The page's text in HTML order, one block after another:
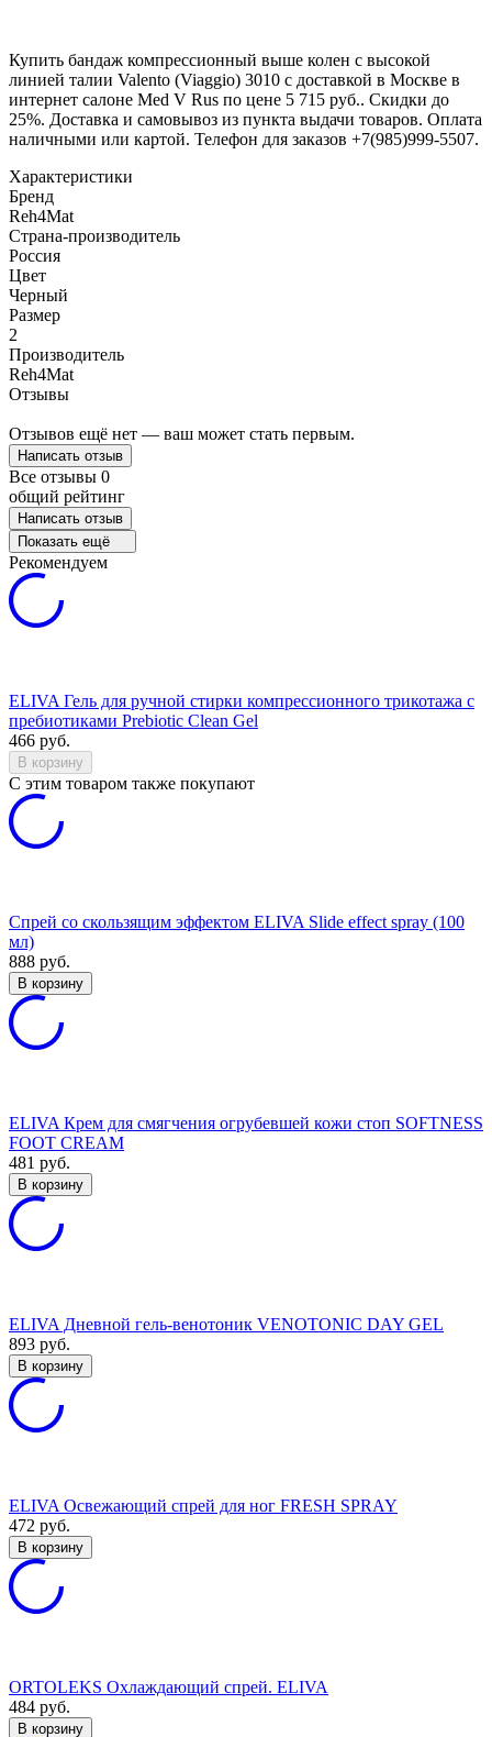
Купить бандаж компрессионный выше колен с высокой
линией талии Valento (Viaggio) 3010 с доставкой в Москве в
интернет салоне Med V Rus по цене 5 715 руб.. Скидки до
25%. Доставка и самовывоз из пункта выдачи товаров. Оплата
наличными или картой. Телефон для заказов +7(985)999-5507.
Характеристики
Бренд
Reh4Mat
Страна-производитель
Россия
Цвет
Черный
Размер
2
Производитель
Reh4Mat
Отзывы
Отзывов ещё нет — ваш может стать первым.
Написать отзыв
Все отзывы 0
общий рейтинг
Написать отзыв
Показать ещё
Рекомендуем
ELIVA Гель для ручной стирки компрессионного трикотажа с
пребиотиками Prebiotic Clean Gel
466 руб.
В корзину
C этим товаром также покупают
Спрей со скользящим эффектом ELIVA Slide effect spray (100
мл)
888 руб.
В корзину
ELIVA Крем для смягчения огрубевшей кожи стоп SOFTNESS
FOOT CREAM
481 руб.
В корзину
ELIVA Дневной гель-венотоник VENOTONIC DAY GEL
893 руб.
В корзину
ELIVA Освежающий спрей для ног FRESH SPRAY
472 руб.
В корзину
ORTOLEKS Охлаждающий спрей. ELIVA
484 руб.
В корзину